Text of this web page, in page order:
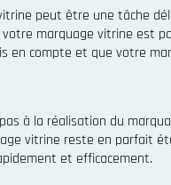
peut être une tâche
marquage vitrine est
en compte et que votre
à la réalisation du
vitrine reste en parfait
et efficacement.